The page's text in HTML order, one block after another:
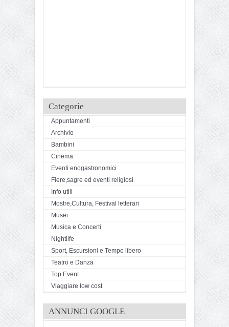
Categorie
Appuntamenti
Archivio
Bambini
Cinema
Eventi enogastronomici
Fiere,sagre ed eventi religiosi
Info utili
Mostre,Cultura, Festival letterari
Musei
Musica e Concerti
Nightlife
Sport, Escursioni e Tempo libero
Teatro e Danza
Top Event
Viaggiare low cost
ANNUNCI GOOGLE